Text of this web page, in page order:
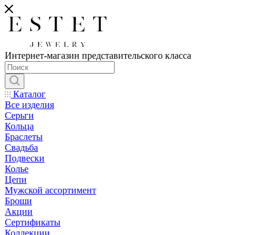
Интернет-магазин представительского класса
Каталог
Все изделия
Серьги
Кольца
Браслеты
Свадьба
Подвески
Колье
Цепи
Мужской ассортимент
Броши
Акции
Сертификаты
Коллекции